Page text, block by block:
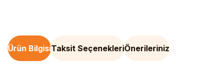
Ürün BilgisiTaksit SeçenekleriÖnerileriniz